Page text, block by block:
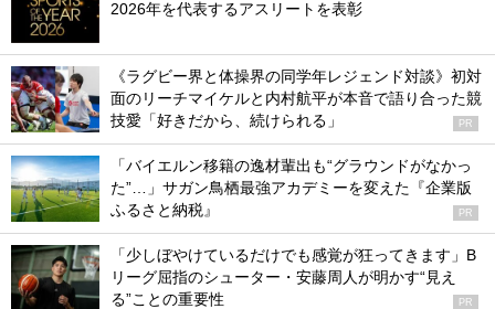
2026年を代表するアスリートを表彰
《ラグビー界と体操界の同学年レジェンド対談》初対
面のリーチマイケルと内村航平が本音で語り合った競
技愛「好きだから、続けられる」
PR
「バイエルン移籍の逸材輩出も“グラウンドがなかっ
た”…」サガン鳥栖最強アカデミーを変えた『企業版
ふるさと納税』
PR
「少しぼやけているだけでも感覚が狂ってきます」B
リーグ屈指のシューター・安藤周人が明かす“見え
る”ことの重要性
PR